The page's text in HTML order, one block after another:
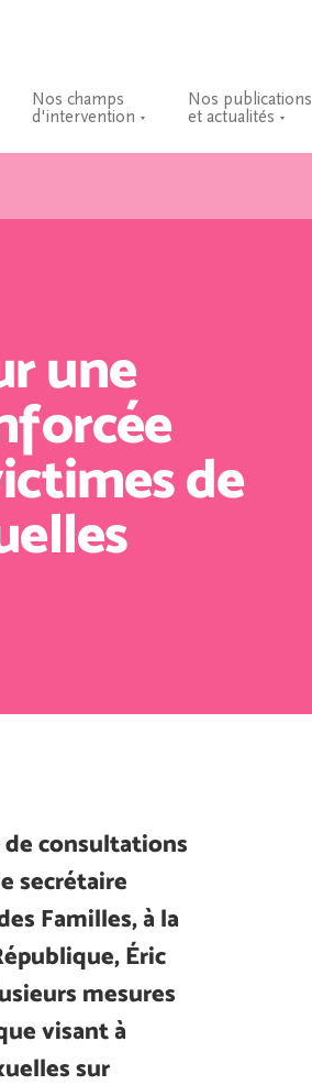
Nos champs
d'intervention
Nos publications
et actualités
une
de
de consultations
secrétaire
Familles, à la
Éric
mesures
visant à
sur